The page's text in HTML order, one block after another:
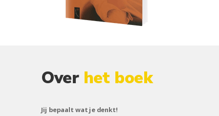
Overhet boek
Jij bepaalt wat je denkt!